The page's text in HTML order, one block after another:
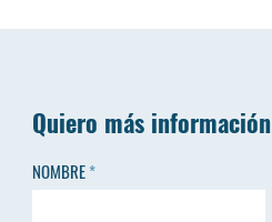
Quiero más información
NOMBRE